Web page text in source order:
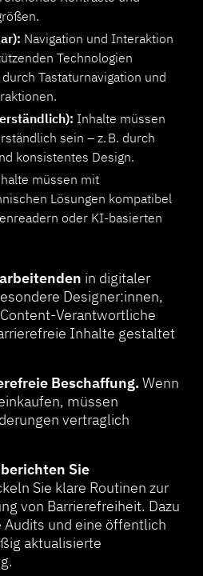
Navigation und Interaktion
Technologien
Tastaturnavigation und
Inhalte müssen
sein – z. B. durch
konsistentes Design.
müssen mit
Lösungen kompatibel
oder KI-basierten
in digitaler
Designer:innen,
Verantwortliche
Inhalte gestaltet
Beschaffung.Wenn
müssen
vertraglich
Sie
Sie klare Routinen zur
von Barrierefreiheit. Dazu
und eine öffentlich
aktualisierte